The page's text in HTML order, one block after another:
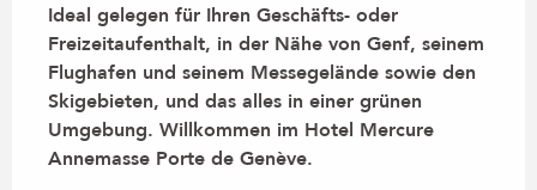
Ideal gelegen für Ihren Geschäfts- oder
Freizeitaufenthalt, in der Nähe von Genf, seinem
Flughafen und seinem Messegelände sowie den
Skigebieten, und das alles in einer grünen
Umgebung. Willkommen im Hotel Mercure
Annemasse Porte de Genève.